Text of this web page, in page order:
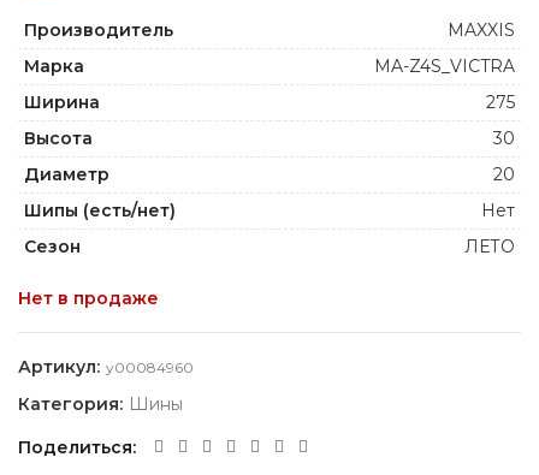
Производитель
MAXXIS
Марка
MA-Z4S_VICTRA
Ширина
275
Высота
30
Диаметр
20
Шипы (есть/нет)
Нет
Сезон
ЛЕТО
Нет в продаже
Артикул: y00084960
Категория: Шины
Поделиться